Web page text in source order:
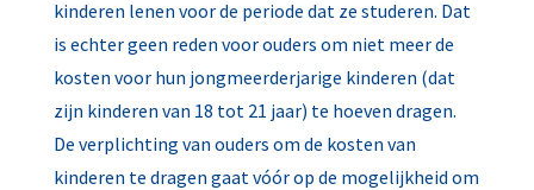
kinderen lenen voor de periode dat ze studeren. Dat
is echter geen reden voor ouders om niet meer de
kosten voor hun jongmeerderjarige kinderen (dat
zijn kinderen van 18 tot 21 jaar) te hoeven dragen.
De verplichting van ouders om de kosten van
kinderen te dragen gaat vóór op de mogelijkheid om